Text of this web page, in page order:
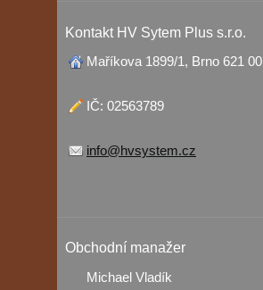
Kontakt HV Sytem Plus s.r.o.
Maříkova 1899/1, Brno 621 00
IČ: 02563789
info@hvsystem.cz
Obchodní manažer
Michael Vladík